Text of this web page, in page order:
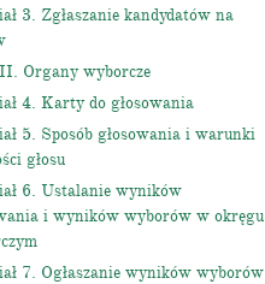
3. Zgłaszanie kandydatów na
Organy wyborcze
4. Karty do głosowania
5. Sposób głosowania i warunki
głosu
6. Ustalanie wyników
i wyników wyborów w okręgu
7. Ogłaszanie wyników wyborów